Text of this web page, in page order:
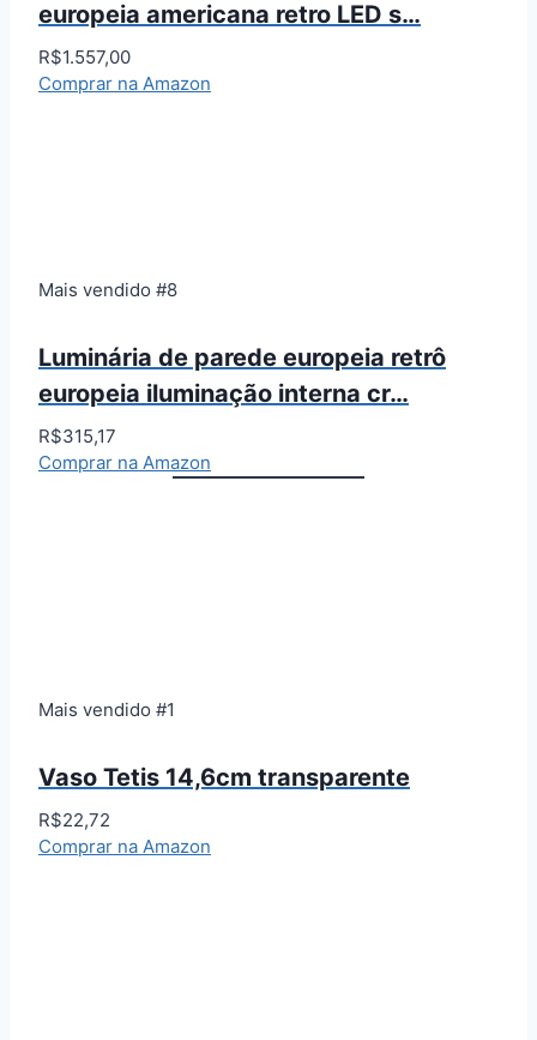
europeia americana retro LED s…
R$1.557,00
Comprar na Amazon
Mais vendido #8
Luminária de parede europeia retrô
europeia iluminação interna cr…
R$315,17
Comprar na Amazon
Mais vendido #1
Vaso Tetis 14,6cm transparente
R$22,72
Comprar na Amazon